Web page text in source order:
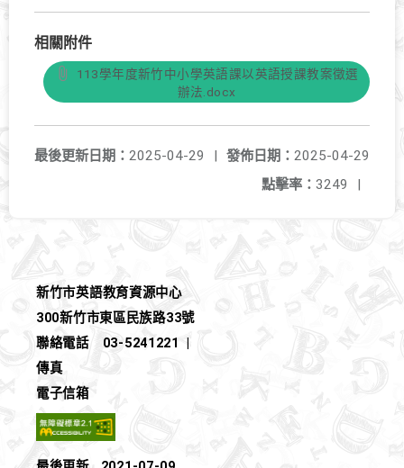
相關附件
辦法.docx
發佈日期： 2025-04-29
最後更新日期： 2025-04-29
|
點擊率： 3249 |
新竹市英語教育資源中心
300新竹市東區民族路33號
聯絡電話
03-5241221
傳真
電子信箱